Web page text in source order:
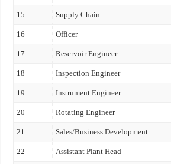
15 Supply Chain
16 Officer
17 Reservoir Engineer
18 Inspection Engineer
19 Instrument Engineer
20 Rotating Engineer
21 Sales/Business Development
22 Assistant Plant Head